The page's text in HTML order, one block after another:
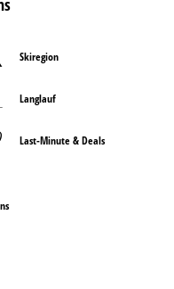
Skiregion
Langlauf
Last-Minute & Deals